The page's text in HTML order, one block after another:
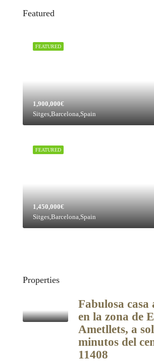
Featured
FEATURED
1,900,000€
Sitges,Barcelona,Spain
FEATURED
1,450,000€
Sitges,Barcelona,Spain
Properties
Fabulosa casa
en la zona de
Ametllets, a
minutos del
11408